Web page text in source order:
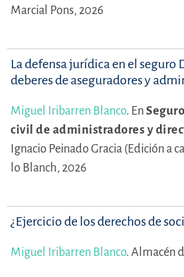
Marcial Pons, 2026
La defensa jurídica en el seguro
deberes de aseguradores y
Miguel Iribarren Blanco. En
civil de administradores y
Ignacio Peinado Gracia (Edición a
lo Blanch, 2026
¿Ejercicio de los derechos de
Miguel Iribarren Blanco. Almacén